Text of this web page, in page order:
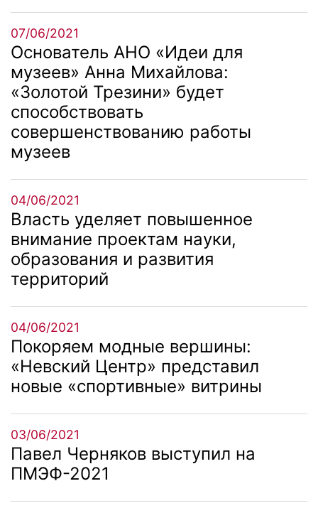
07/06/2021
Основатель АНО «Идеи для
музеев» Анна Михайлова:
«Золотой Трезини» будет
способствовать
совершенствованию работы
музеев
04/06/2021
Власть уделяет повышенное
внимание проектам науки,
образования и развития
территорий
04/06/2021
Покоряем модные вершины:
«Невский Центр» представил
новые «спортивные» витрины
03/06/2021
Павел Черняков выступил на
ПМЭФ-2021